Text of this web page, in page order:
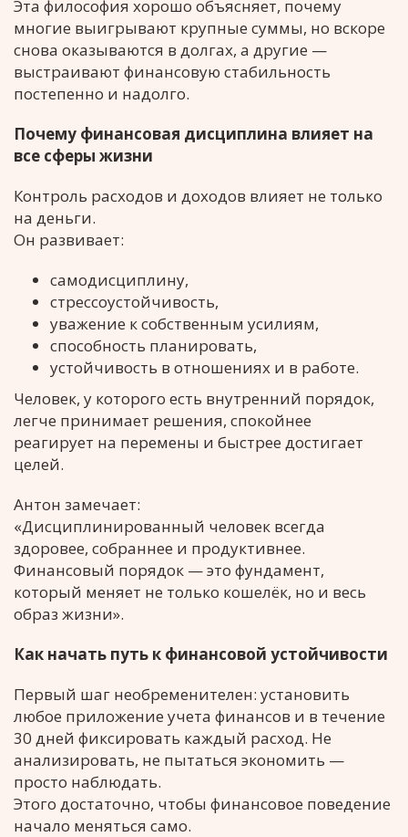
Эта философия хорошо объясняет, почему
многие выигрывают крупные суммы, но вскоре
снова оказываются в долгах, а другие —
выстраивают финансовую стабильность
постепенно и надолго.
Почему финансовая дисциплина влияет на
все сферы жизни
Контроль расходов и доходов влияет не только
на деньги.
Он развивает:
самодисциплину,
стрессоустойчивость,
уважение к собственным усилиям,
способность планировать,
устойчивость в отношениях и в работе.
Человек, у которого есть внутренний порядок,
легче принимает решения, спокойнее
реагирует на перемены и быстрее достигает
целей.
Антон замечает:
«Дисциплинированный человек всегда
здоровее, собраннее и продуктивнее.
Финансовый порядок — это фундамент,
который меняет не только кошелёк, но и весь
образ жизни».
Как начать путь к финансовой устойчивости
Первый шаг необременителен: установить
любое приложение учета финансов и в течение
30 дней фиксировать каждый расход. Не
анализировать, не пытаться экономить —
просто наблюдать.
Этого достаточно, чтобы финансовое поведение
начало меняться само.